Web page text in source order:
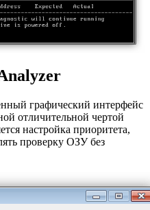
графический интерфейс
отличительной чертой
настройка приоритета,
проверку ОЗУ без